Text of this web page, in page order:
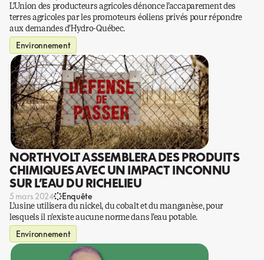
L’Union des producteurs agricoles dénonce l’accaparement des
terres agricoles par les promoteurs éoliens privés pour répondre
aux demandes d’Hydro-Québec.
Environnement
NORTHVOLT ASSEMBLERA DES PRODUITS
CHIMIQUES AVEC UN IMPACT INCONNU
SUR L’EAU DU RICHELIEU
5 mars 2024 Enquête
L’usine utilisera du nickel, du cobalt et du manganèse, pour
lesquels il n’existe aucune norme dans l’eau potable.
Environnement